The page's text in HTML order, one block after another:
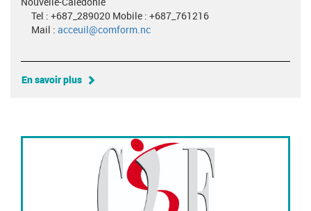
Tel : +687_289020 Mobile : +687_761216
Mail : acceuil@comform.nc
En savoir plus